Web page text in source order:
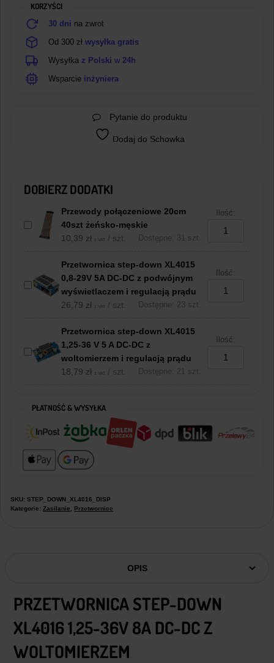
KORZYŚCI
30 dni na zwrot
Od 300 zł wysyłka gratis
Wysyłka z Polski w 24h
Wsparcie inżyniera
Pytanie do produktu
Dodaj do Schowka
DOBIERZ DODATKI
Przewody połączeniowe 20cm
40szt żeńsko-męskie
10,39 zł z VAT / szt. Dostępne: 31 szt.
Ilość:
Przetwornica step-down XL4015
0,8-29V 5A DC-DC z podwójnym
wyświetlaczem i regulacją prądu
26,79 zł z VAT / szt. Dostępne: 23 szt.
Ilość:
Przetwornica step-down XL4015
1,25-36 V 5 A DC-DC z
woltomierzem i regulacją prądu
18,79 zł z VAT / szt. Dostępne: 21 szt.
Ilość:
PŁATNOŚĆ & WYSYŁKA
SKU: STEP_DOWN_XL4016_DISP
Kategorie: Zasilanie Przetwornice
OPIS
PRZETWORNICA STEP-DOWN
XL4016 1,25-36V 8A DC-DC Z
WOLTOMIERZEM